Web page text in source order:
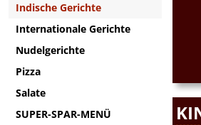
Indische Gerichte
Internationale Gerichte
Nudelgerichte
Pizza
Salate
SUPER-SPAR-MENÜ